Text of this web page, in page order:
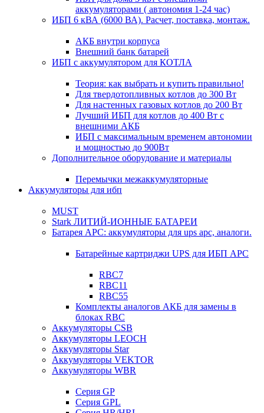
аккумуляторами ( автономия 1-24 час)
ИБП 6 кВА (6000 ВА). Расчет, поставка, монтаж.
АКБ внутри корпуса
Внешний банк батарей
ИБП с аккумулятором для КОТЛА
Теория: как выбрать и купить правильно!
Для твердотопливных котлов до 300 Вт
Для настенных газовых котлов до 200 Вт
Лучший ИБП для котлов до 400 Вт с
внешними АКБ
ИБП с максимальным временем автономии
и мощностью до 900Вт
Дополнительное оборудование и материалы
Перемычки межаккумуляторные
Аккумуляторы для ибп
MUST
Stark ЛИТИЙ-ИОННЫЕ БАТАРЕИ
Батарея APC: аккумуляторы для ups apc, аналоги.
Батарейные картриджи UPS для ИБП APC
RBC7
RBC11
RBC55
Комплекты аналогов АКБ для замены в
блоках RBC
Аккумуляторы CSB
Аккумуляторы LEOCH
Аккумуляторы Star
Аккумуляторы VEKTOR
Аккумуляторы WBR
Cерия GP
Серия GPL